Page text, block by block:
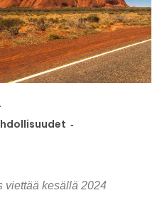
viettää kesällä 2024